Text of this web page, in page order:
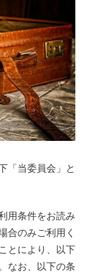
「当委員会」と
用条件をお読み
合のみご利用く
とにより、以下
なお、以下の条